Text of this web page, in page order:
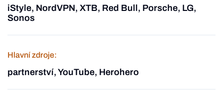
iStyle, NordVPN, XTB, Red Bull, Porsche, LG,
Sonos
Hlavní zdroje:
partnerství, YouTube, Herohero